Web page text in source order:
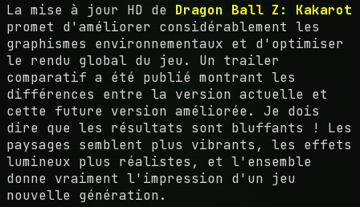
La mise à jour HD de Dragon Ball Z: Kakarot
promet d'améliorer considérablement les
graphismes environnementaux et d'optimiser
le rendu global du jeu. Un trailer
comparatif a été publié montrant les
différences entre la version actuelle et
cette future version améliorée. Je dois
dire que les résultats sont bluffants ! Les
paysages semblent plus vibrants, les effets
lumineux plus réalistes, et l'ensemble
donne vraiment l'impression d'un jeu
nouvelle génération.